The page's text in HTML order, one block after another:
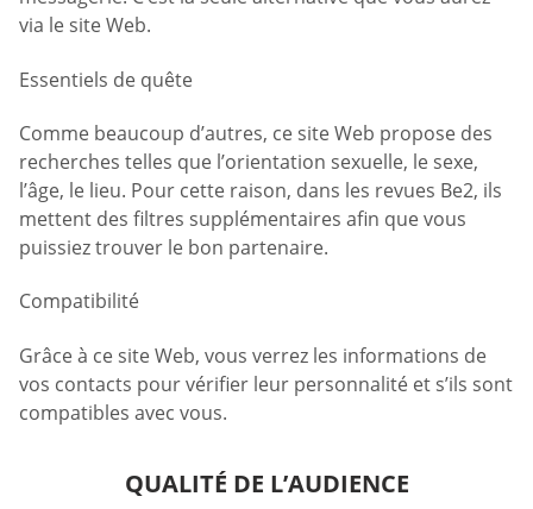
via le site Web.
Essentiels de quête
Comme beaucoup d’autres, ce site Web propose des
recherches telles que l’orientation sexuelle, le sexe,
l’âge, le lieu. Pour cette raison, dans les revues Be2, ils
mettent des filtres supplémentaires afin que vous
puissiez trouver le bon partenaire.
Compatibilité
Grâce à ce site Web, vous verrez les informations de
vos contacts pour vérifier leur personnalité et s’ils sont
compatibles avec vous.
QUALITÉ DE L’AUDIENCE